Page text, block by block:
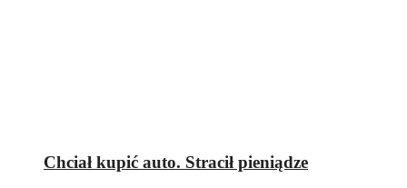
Chciał kupić auto. Stracił pieniądze